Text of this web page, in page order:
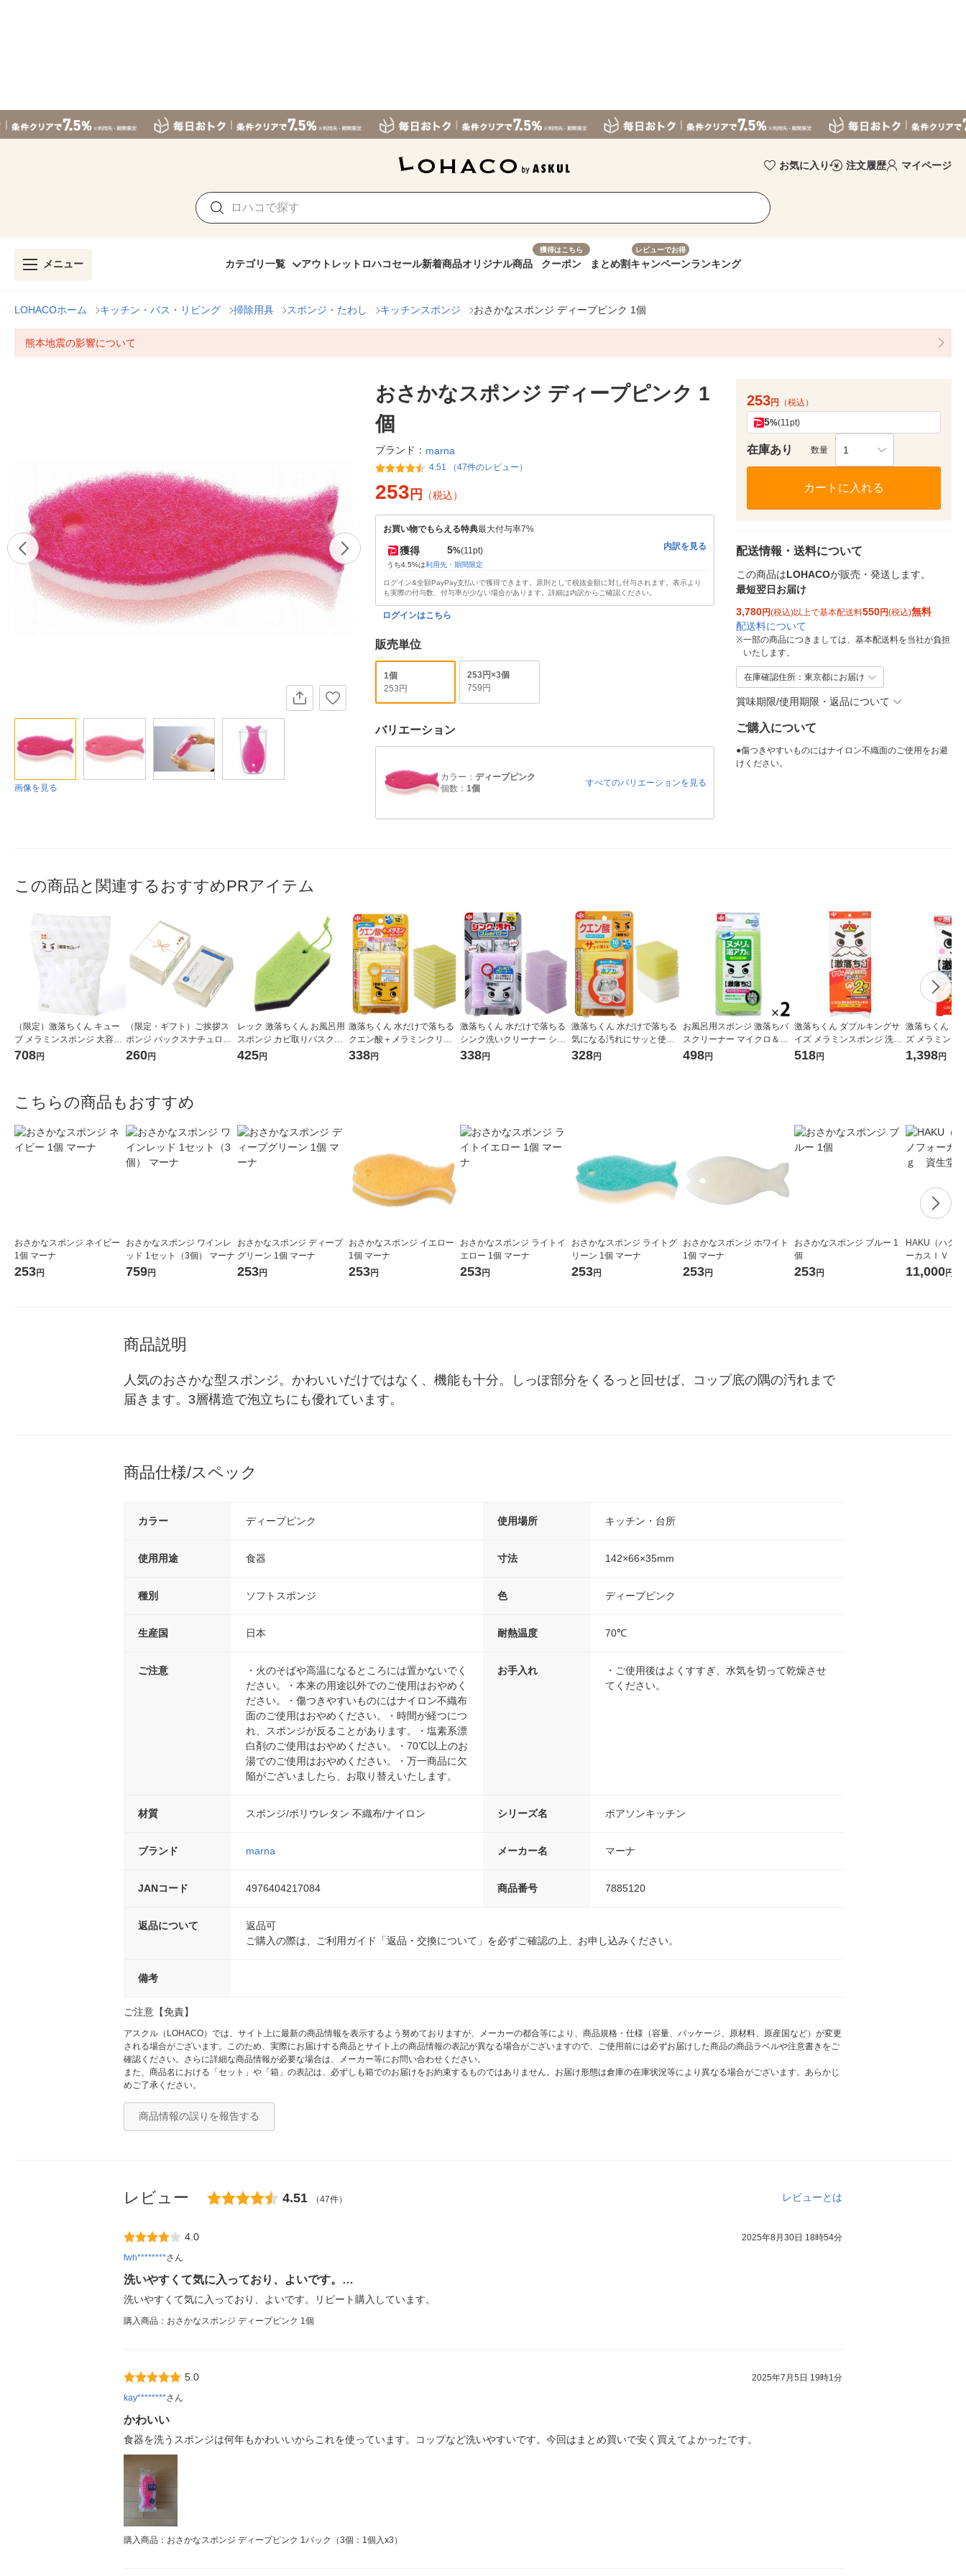
お気に入り 注文履歴 マイページ
メニュー カテゴリ一覧 アウトレット ロハコセール新着商品オリジナル商品
獲得はこちら
クーポン まとめ割
レビューでお得
キャンペーンランキング
LOHACOホーム キッチン・バス・リビング 掃除用具 スポンジ・たわし キッチンスポンジ おさかなスポンジ ディープピンク 1個
熊本地震の影響について
画像を見る
おさかなスポンジ ディープピンク 1
個
ブランド： marna
4.51 （47件のレビュー）
253 円 （税込）
お買い物でもらえる特典最大付与率7%
獲得 5%(11pt)
うち4.5%は利用先・期間限定
内訳を見る
ログイン&全額PayPay支払いで獲得できます。原則として税抜金額に対し付与されます。表示より
も実際の付与数、付与率が少ない場合があります。詳細は内訳からご確認ください。
ログインはこちら
販売単位
1個
253円
253円×3個
759円
バリエーション
カラー： ディープピンク
個数： 1個
すべてのバリエーションを見る
253円 （税込）
5%(11pt)
在庫あり 数量 1
カートに入れる
配送情報・送料について
この商品はLOHACOが販売・発送します。
最短翌日お届け
3,780円(税込)以上で基本配送料550円(税込)無料
配送料について
※一部の商品につきましては、基本配送料を当社が負担
いたします。
在庫確認住所：東京都にお届け
賞味期限/使用期限・返品について
ご購入について
●傷つきやすいものにはナイロン不織面のご使用をお避
けください。
この商品と関連するおすすめPRアイテム
（限定）激落ちくん キュー
ブ メラミンスポンジ 大容量
1パック（120個入）キッチ
708円
（限定・ギフト）ご挨拶ス
ポンジ パックスナチュロン
キッチンスポンジ 長持ち ナ
260円
レック 激落ちくん お風呂用
スポンジ カビ取りバスクリ
ーナー（ハイブリッド） S-7
425円
激落ちくん 水だけで落ちる
クエン酸＋メラミンクリー
ナー お掃除用スポンジ 水ア
338円
激落ちくん 水だけで落ちる
シンク洗いクリーナー シン
クの汚れにゴムのパワー 水
338円
激落ちくん 水だけで落ちる
気になる汚れにサッと使え
る キッチンクリーナー クエ
328円
お風呂用スポンジ 激落ちバ
スクリーナー マイクロ＆ネ
ット 1セット（2個入） レッ
498円
激落ちくん ダブルキングサ
イズ メラミンスポンジ 洗剤
不使用 キッチンスポンジ セ
518円
激落ちくん
ズ メラミンス
使用 キッチン
1,398円
こちらの商品もおすすめ
おさかなスポンジ ネイビー
1個 マーナ
253円
おさかなスポンジ ワインレ
ッド 1セット（3個） マーナ
759円
おさかなスポンジ ディープ
グリーン 1個 マーナ
253円
おさかなスポンジ イエロー
1個 マーナ
253円
おさかなスポンジ ライトイ
エロー 1個 マーナ
253円
おさかなスポンジ ライトグ
リーン 1個 マーナ
253円
おさかなスポンジ ホワイト
1個 マーナ
253円
おさかなスポンジ ブルー 1
個
253円
HAKU（ハク
ーカスＩＶ
堂 おまけ付き
11,000円
商品説明
人気のおさかな型スポンジ。かわいいだけではなく、機能も十分。しっぽ部分をくるっと回せば、コップ底の隅の汚れまで
届きます。3層構造で泡立ちにも優れています。
商品仕様/スペック
カラー ディープピンク 使用場所 キッチン・台所
使用用途 食器 寸法 142×66×35mm
種別 ソフトスポンジ 色 ディープピンク
生産国 日本 耐熱温度 70℃
ご注意
・火のそばや高温になるところには置かないでく
ださい。・本来の用途以外でのご使用はおやめく
ださい。・傷つきやすいものにはナイロン不織布
面のご使用はおやめください。・時間が経つにつ
れ、スポンジが反ることがあります。・塩素系漂
白剤のご使用はおやめください。・70℃以上のお
湯でのご使用はおやめください。・万一商品に欠
陥がございましたら、お取り替えいたします。
お手入れ
・ご使用後はよくすすぎ、水気を切って乾燥させ
てください。
材質 スポンジ/ポリウレタン 不織布/ナイロン シリーズ名 ポアソンキッチン
ブランド marna メーカー名 マーナ
JANコード 4976404217084 商品番号 7885120
返品について
返品可
ご購入の際は、ご利用ガイド「返品・交換について」を必ずご確認の上、お申し込みください。
備考
ご注意【免責】
アスクル（LOHACO）では、サイト上に最新の商品情報を表示するよう努めておりますが、メーカーの都合等により、商品規格・仕様（容量、パッケージ、原材料、原産国など）が変更
される場合がございます。このため、実際にお届けする商品とサイト上の商品情報の表記が異なる場合がございますので、ご使用前には必ずお届けした商品の商品ラベルや注意書きをご
確認ください。さらに詳細な商品情報が必要な場合は、メーカー等にお問い合わせください。
また、商品名における「セット」や「箱」の表記は、必ずしも箱でのお届けをお約束するものではありません。お届け形態は倉庫の在庫状況等により異なる場合がございます。あらかじ
めご了承ください。
商品情報の誤りを報告する
レビュー 4.51 （47件） レビューとは
4.0
2025年8月30日 18時54分
fwh********さん
洗いやすくて気に入っており、よいです。…
洗いやすくて気に入っており、よいです。リピート購入しています。
購入商品：おさかなスポンジ ディープピンク 1個
5.0
2025年7月5日 19時1分
kay********さん
かわいい
食器を洗うスポンジは何年もかわいいからこれを使っています。コップなど洗いやすいです。今回はまとめ買いで安く買えてよかったです。
購入商品：おさかなスポンジ ディープピンク 1パック（3個：1個入x3）